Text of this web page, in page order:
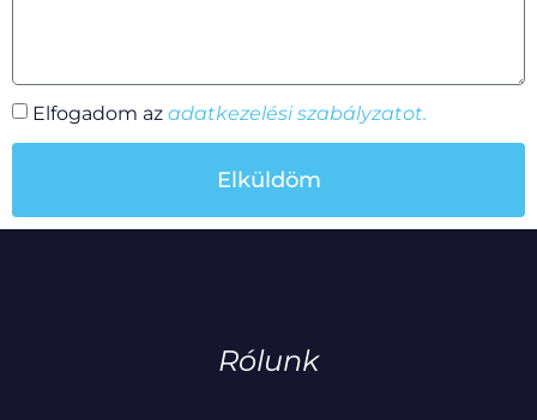
Elfogadom az adatkezelési szabályzatot.
Elküldöm
Rólunk